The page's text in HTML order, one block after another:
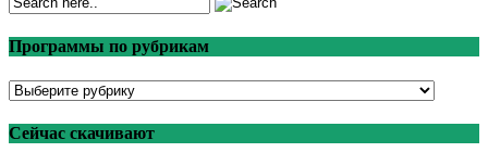
Программы по рубрикам
Программы
рубрикам
Сейчас скачивают